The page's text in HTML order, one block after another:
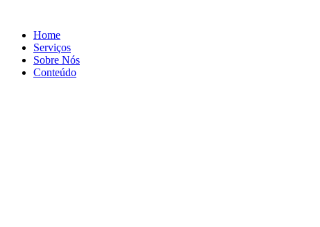
conteúdo
Home
Serviços
Sobre Nós
Conteúdo